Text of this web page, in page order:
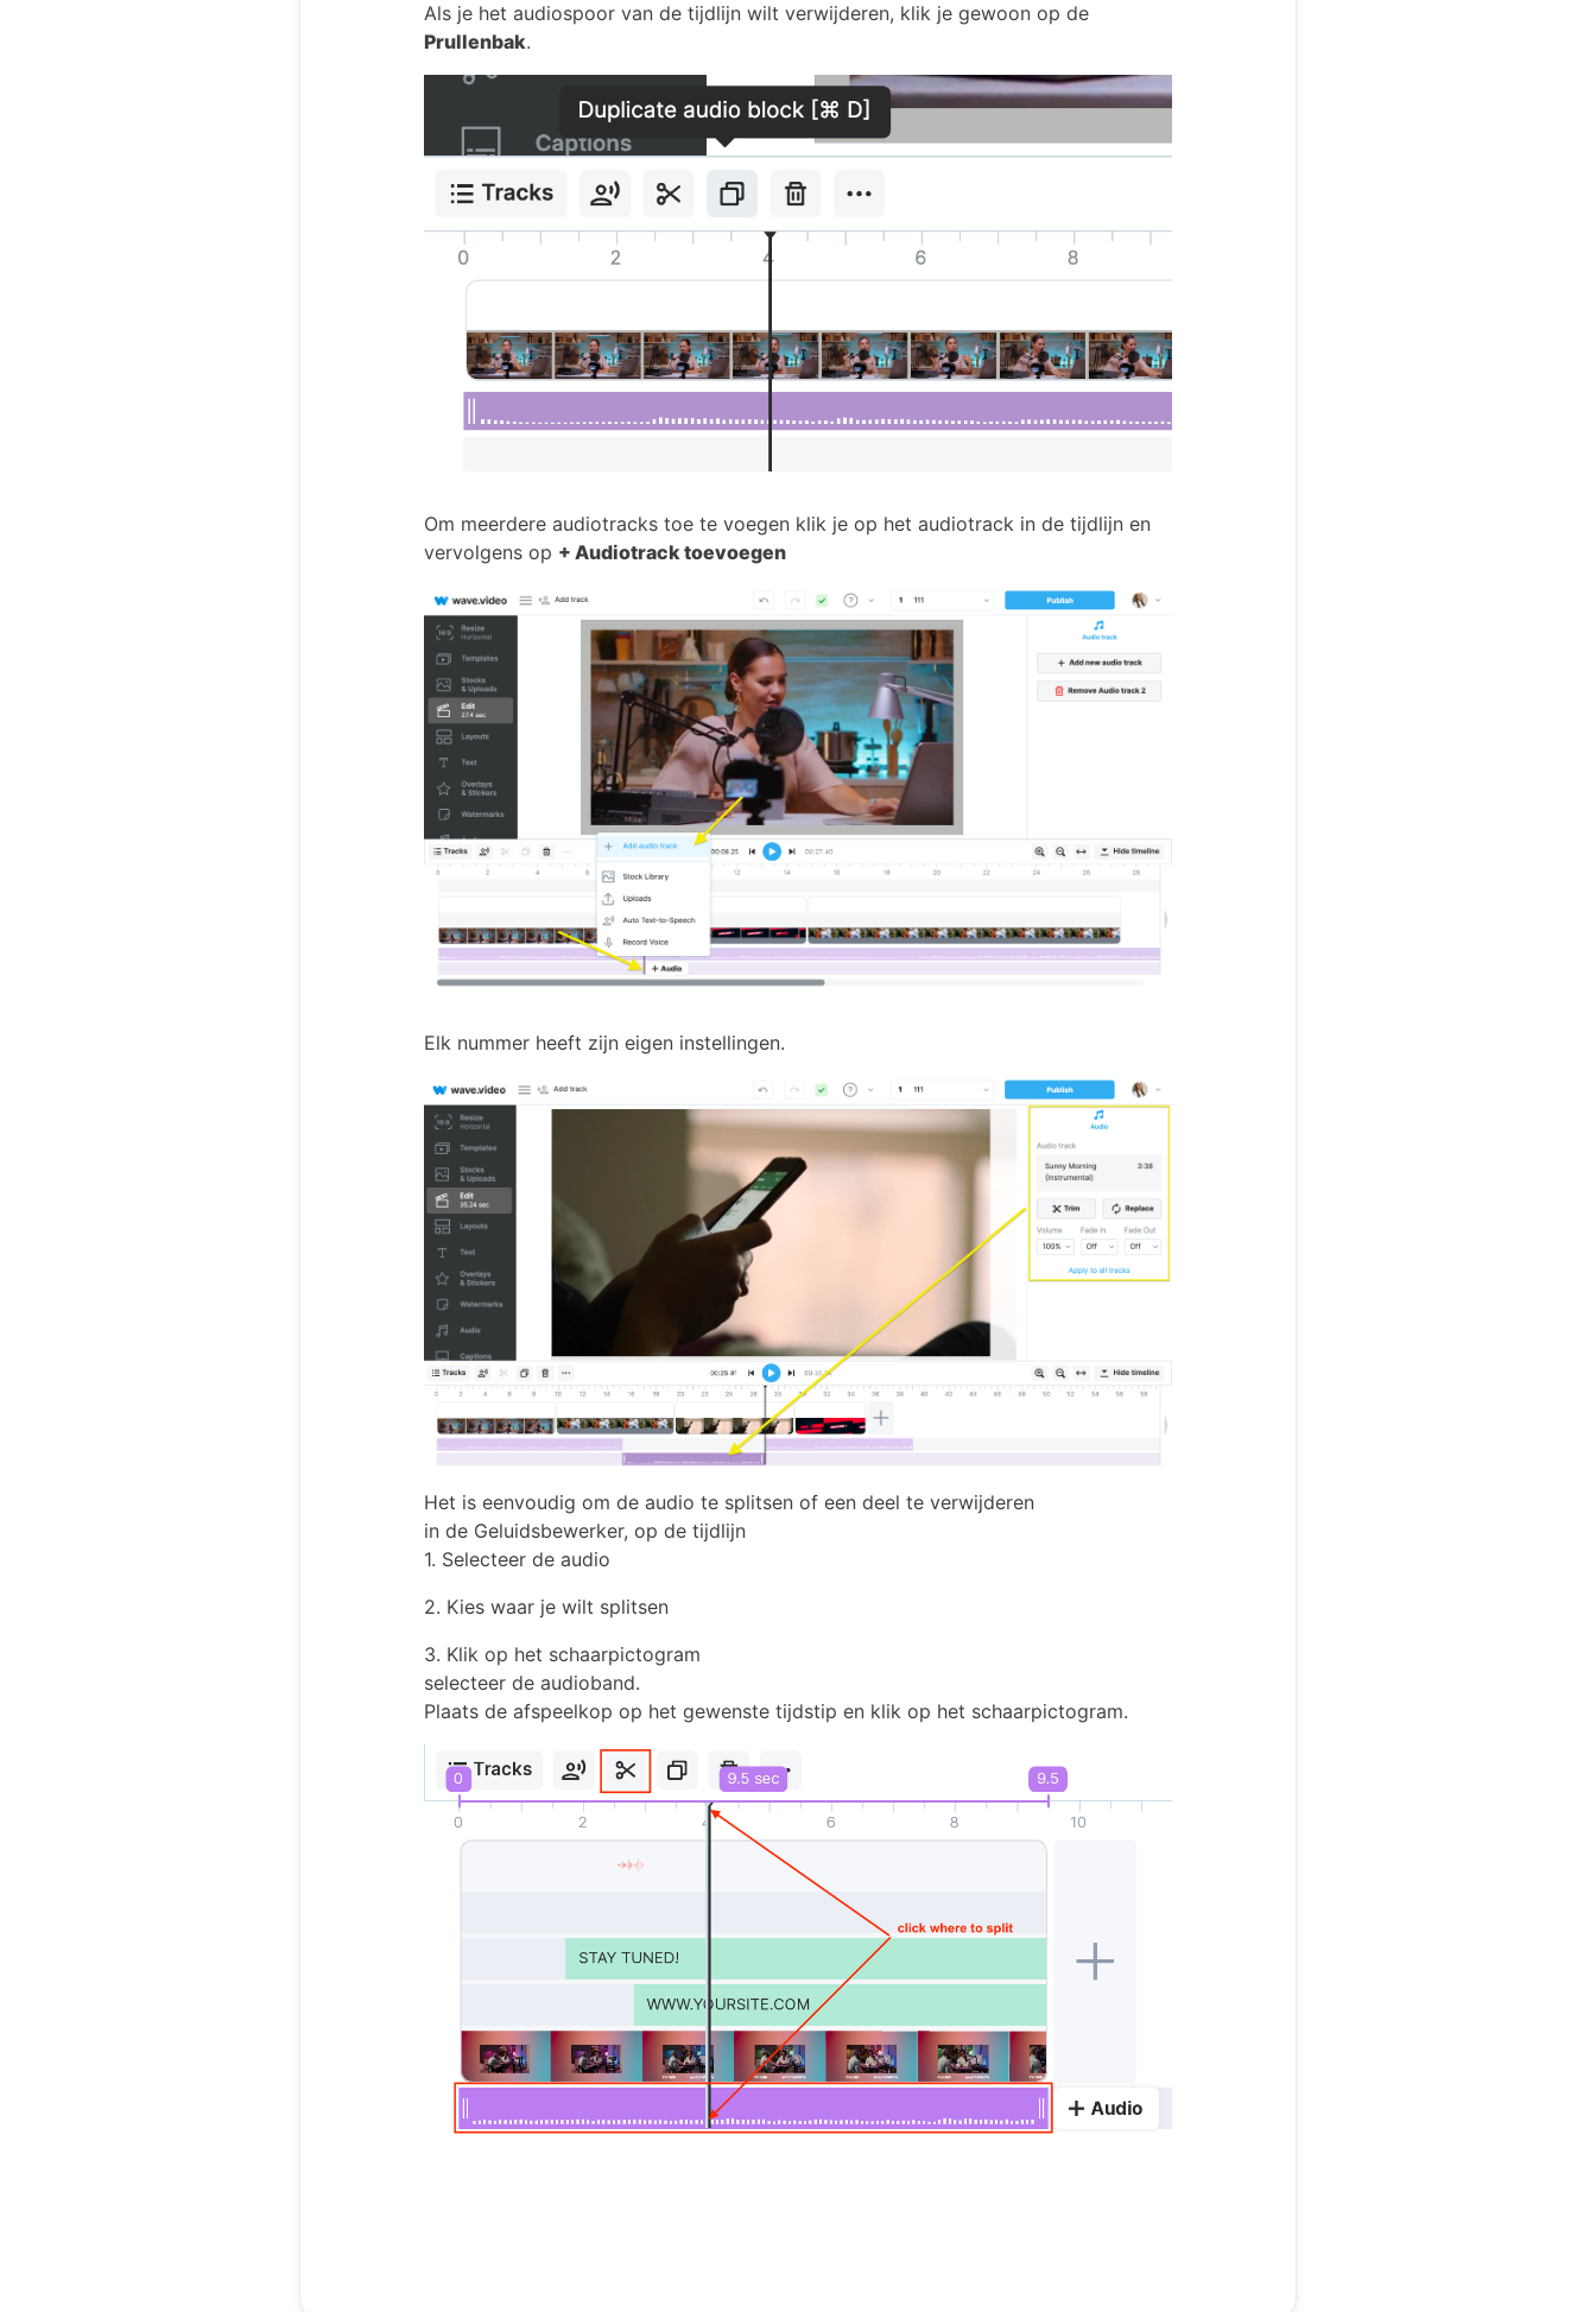
Als je het audiospoor van de tijdlijn wilt verwijderen, klik je gewoon op de
Prullenbak.
Om meerdere audiotracks toe te voegen klik je op het audiotrack in de tijdlijn en
vervolgens op + Audiotrack toevoegen
Elk nummer heeft zijn eigen instellingen.
Het is eenvoudig om de audio te splitsen of een deel te verwijderen
in de Geluidsbewerker, op de tijdlijn
1. Selecteer de audio
2. Kies waar je wilt splitsen
3. Klik op het schaarpictogram
selecteer de audioband.
Plaats de afspeelkop op het gewenste tijdstip en klik op het schaarpictogram.